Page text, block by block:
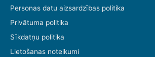
Personas datu aizsardzības politika
Privātuma politika
Sīkdatņu politika
Lietošanas noteikumi